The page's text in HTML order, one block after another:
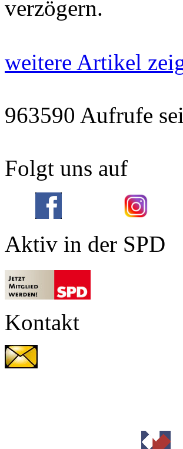
verzögern.
weitere Artikel
963590 Aufrufe
Folgt uns auf
Aktiv in der SPD
Kontakt